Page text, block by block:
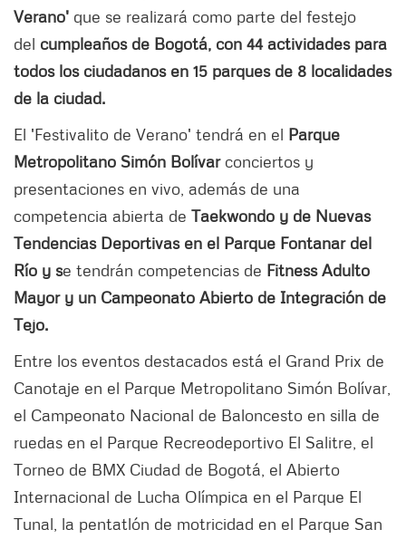
Verano' que se realizará como parte del festejo
del cumpleaños de Bogotá, con 44 actividades para
todos los ciudadanos en 15 parques de 8 localidades
de la ciudad.
El 'Festivalito de Verano' tendrá en el Parque
Metropolitano Simón Bolívarconciertos y
presentaciones en vivo, además de una
competencia abierta de Taekwondo y de Nuevas
Tendencias Deportivas en el Parque Fontanar del
Río y se tendrán competencias de Fitness Adulto
Mayor y un Campeonato Abierto de Integración de
Tejo.
Entre los eventos destacados está el Grand Prix de
Canotaje en el Parque Metropolitano Simón Bolívar,
el Campeonato Nacional de Baloncesto en silla de
ruedas en el Parque Recreodeportivo El Salitre, el
Torneo de BMX Ciudad de Bogotá, el Abierto
Internacional de Lucha Olímpica en el Parque El
Tunal, la pentatlón de motricidad en el Parque San